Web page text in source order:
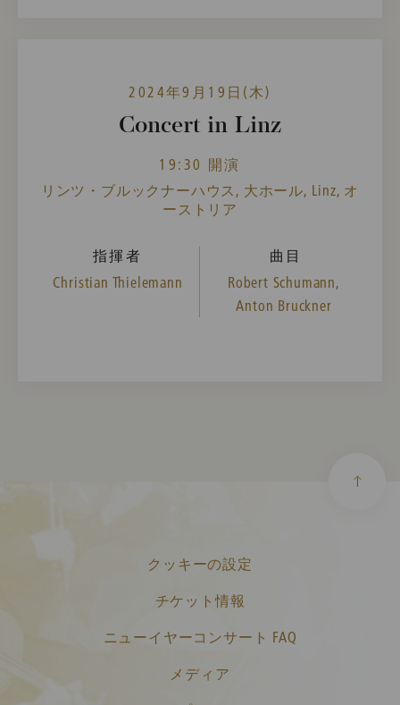
2024年9月19日(木)
Concert in Linz
19:30 開演
リンツ・ブルックナーハウス, 大ホール, Linz, オ
ーストリア
指揮者
Christian Thielemann
曲目
Robert Schumann,
Anton Bruckner
クッキーの設定
チケット情報
ニューイヤーコンサート FAQ
メディア